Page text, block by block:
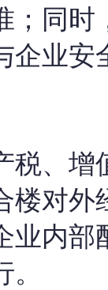
；同
企业安
税、
楼对
业内